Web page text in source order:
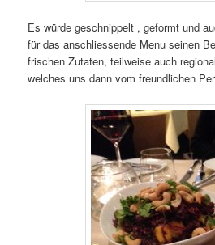
Es würde geschnippelt , geformt und
für das anschliessende Menu seinen
frischen Zutaten, teilweise auch
welches uns dann vom freundlichen